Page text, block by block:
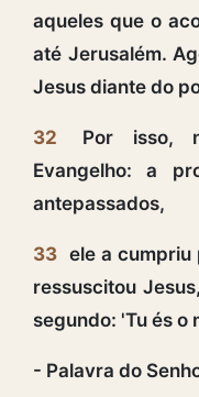
aqueles que o
até Jerusalém.
Jesus diante do
32
Por isso,
Evangelho: a
antepassados,
33 ele a cumpriu
ressuscitou
segundo: 'Tu és o
- Palavra do